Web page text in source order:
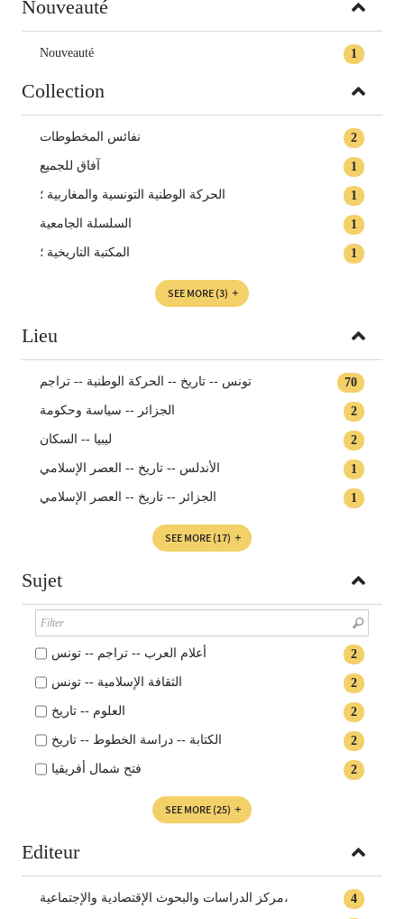
Nouveauté
1
Nouveauté
Collection
2 نفائس المخطوطات
1 آفاق للجميع
1 الحركة الوطنية التونسية والمغاربية‏ ؛
1 السلسلة الجامعية
1 المكتبة التاريخية‏ ؛
SEE MORE (3)
Lieu
70 تونس -- تاريخ -- الحركة الوطنية -- تراجم
2 الجزائر -- سياسة وحكومة
2 ليبيا -- السكان
1 الأندلس -- تاريخ -- العصر الإسلامي
1 الجزائر -- تاريخ -- العصر الإسلامي
SEE MORE (17)
Sujet
2 أعلام العرب -- تراجم -- تونس
2 الثقافة الإسلامية‏ -- ‏تونس
2 العلوم -- تاريخ
2 الكتابة‏ -- ‏دراسة الخطوط‏ -- ‏تاريخ
2 فتح شمال أفريقيا
SEE MORE (25)
Editeur
4 مركز الدراسات والبحوث الإقتصادية والإجتماعية،